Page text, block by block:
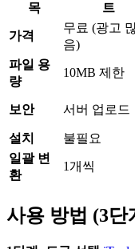
목
트
가격
무료 (광고
음)
파일 용
량
10MB 제한
보안 서버 업로드
설치
불필요
일괄 변
환
1개씩
사용 방법 (3단